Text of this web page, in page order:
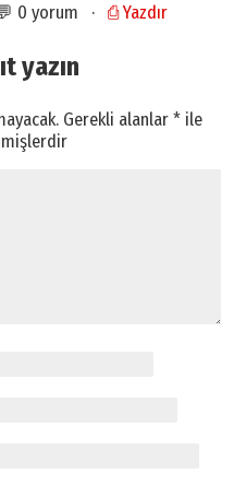
0 yorum · ⎙ Yazdır
yazın
Gerekli alanlar* ile